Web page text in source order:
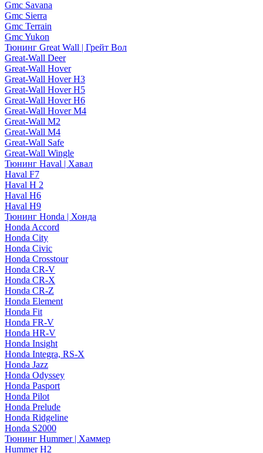
Gmc Savana
Gmc Sierra
Gmc Terrain
Gmc Yukon
Тюнинг Great Wall | Грейт Вол
Great-Wall Deer
Great-Wall Hover
Great-Wall Hover H3
Great-Wall Hover H5
Great-Wall Hover H6
Great-Wall Hover M4
Great-Wall M2
Great-Wall M4
Great-Wall Safe
Great-Wall Wingle
Тюнинг Haval | Хавал
Haval F7
Haval H 2
Haval H6
Haval H9
Тюнинг Honda | Хонда
Honda Accord
Honda City
Honda Civic
Honda Crosstour
Honda CR-V
Honda CR-X
Honda CR-Z
Honda Element
Honda Fit
Honda FR-V
Honda HR-V
Honda Insight
Honda Integra, RS-X
Honda Jazz
Honda Odyssey
Honda Pasport
Honda Pilot
Honda Prelude
Honda Ridgeline
Honda S2000
Тюнинг Hummer | Хаммер
Hummer H2